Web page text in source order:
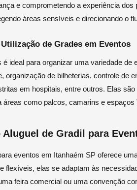
e comprometendo a experiência
áreas sensíveis e direcionando o
de Grades em Eventos
é ideal para organizar uma variedade
organização de bilheterias, controle de
em hospitais, entre outros. Elas
áreas como palcos, camarins e espaços
de Gradil para
eventos em Itanhaém SP oferece
flexíveis, elas se adaptam às
feira comercial ou uma convenção